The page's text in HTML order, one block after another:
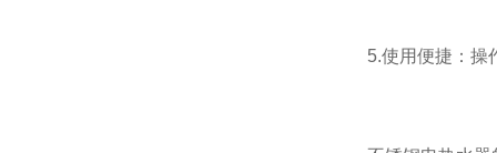
5.使用便捷：操作